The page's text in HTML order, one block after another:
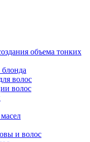
объема тонких
волос
волос
и волос